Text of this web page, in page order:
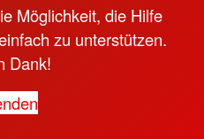
Möglichkeit, die Hilfe
zu unterstützen.
Dank!